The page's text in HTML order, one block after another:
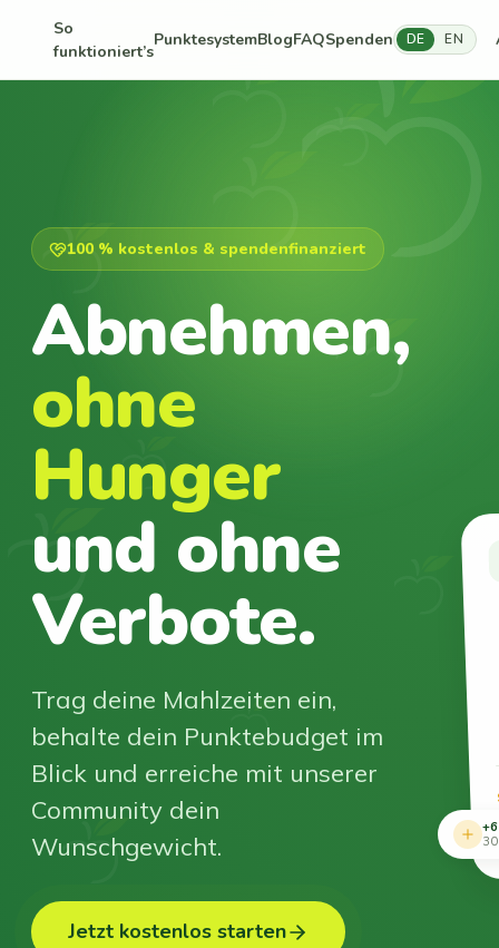
So
funktioniert’s
PunktesystemBlogFAQSpenden DE EN
100 % kostenlos & spendenfinanziert
Abnehmen,
ohne
Hunger
und ohne
Verbote.
Trag deine Mahlzeiten ein,
behalte dein Punktebudget im
Blick und erreiche mit unserer
Community dein
Wunschgewicht.
Jetzt kostenlos starten